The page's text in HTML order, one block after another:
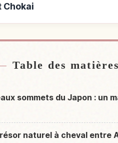
Chokai
Table des matières
sommets du Japon : un
naturel à cheval entre